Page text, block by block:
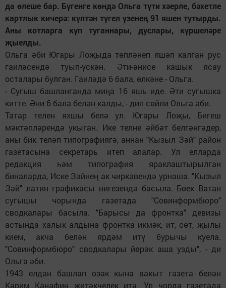
да өлеше бар. Бүгенге көндә Ольга түти хәерле, бәхетле
картлык кичерә: күптән түгел үзенең 91 яшен тутырды.
Аны котларга күп туганнары, дуслары, күршеләре
җыелды.
Ольга әби Югары Лоҗыда төпләнеп яшәп калган рус
гаиләсендә туып-үскән. Әти-әнисе кашык ясау
осталары булган. Гаиләдә 6 бала, өлкәне - Ольга.
- Сугыш башланганда миңа 16 яшь иде. Әти сугышка
китте. Әни 6 бала белән калды, - дип сөйли Ольга әби.
Татар телен яхшы белә ул. Югары Лоҗы, Бигеш
мәктәпләрендә укыган. Ике телне әйбәт белгәнгәдер,
аны бик теләп типографиягә, аннан "Кызыл Зәй" район
газетасына секретарь итеп алалар. Ул елларда
редакция һәм типография яраклаштырылган
биналарда, Иске Зәйнең ак чиркәвендә урнаша. "Кызыл
Зәй" латин графикасы нигезендә басыла. Бөек Ватан
сугышы чорында газетада "Совинформбюро"
сводкалары басыла. "Барысы да фронтка" девизы
астында халык алдына фронтка икмәк, ит, сөт, җылы
кием, акча белән ярдәм итү бурычы куела.
"Совинформбюро" сводкалары йөрәк аша узды", - ди
Ольга әби.
1943 елдан башлап озак кына вакыт газета белән
Кәрим Канафин җитәкчелек итә. Ул чорда газетада